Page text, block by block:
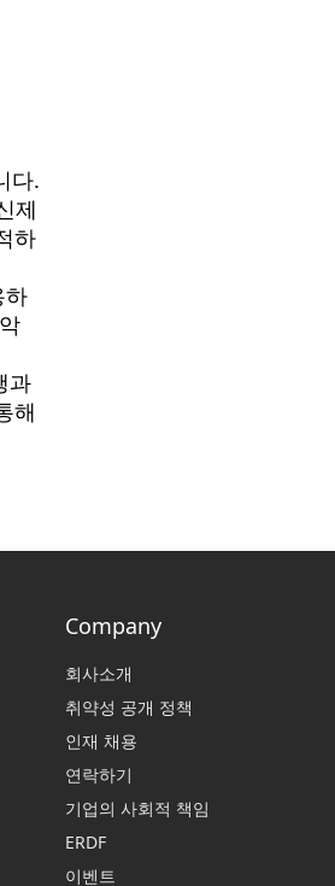
다.
제
하
하
과
해
Company
회사소개
취약성 공개 정책
인재 채용
연락하기
기업의 사회적 책임
ERDF
이벤트